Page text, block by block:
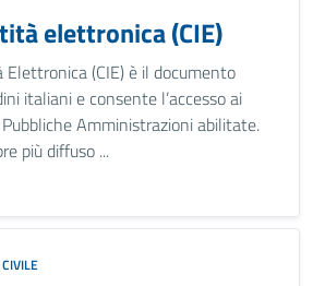
elettronica (CIE)
(CIE) è il documento
italiani e consente l’accesso ai
Amministrazioni abilitate.
più diffuso ...